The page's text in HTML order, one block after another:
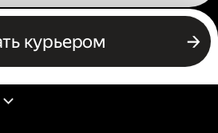
курьером
Россия